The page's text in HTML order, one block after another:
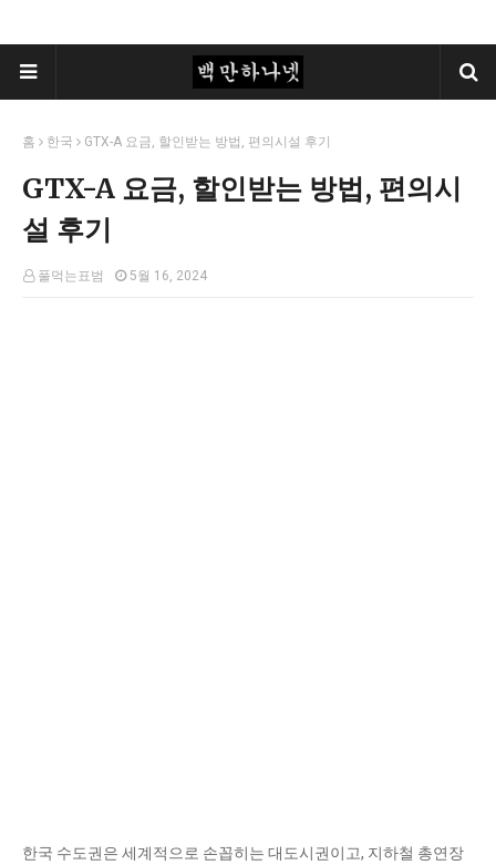
홈 한국 GTX-A 요금, 할인받는 방법, 편의시설 후기
GTX-A 요금, 할인받는 방법, 편의시
설 후기
풀먹는표범 5월 16, 2024
한국 수도권은 세계적으로 손꼽히는 대도시권이고, 지하철 총연장